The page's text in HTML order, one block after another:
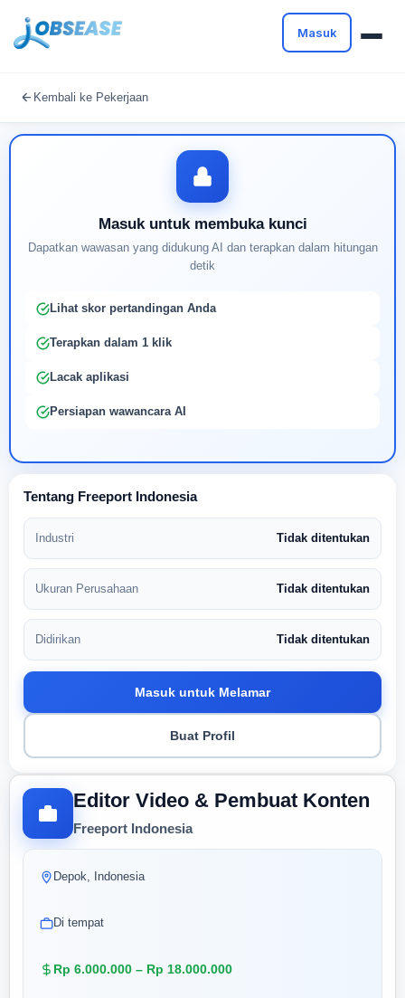
Masuk
Kembali ke Pekerjaan
Editor Video & Pembuat Konten
Freeport Indonesia
Depok, Indonesia
Di tempat
Rp 6.000.000 – Rp 18.000.000
Masuk untuk membuka kunci
Dapatkan wawasan yang didukung AI dan terapkan dalam hitungan
detik
Lihat skor pertandingan Anda
Terapkan dalam 1 klik
Lacak aplikasi
Persiapan wawancara AI
Tentang Freeport Indonesia
Industri Tidak ditentukan
Ukuran Perusahaan Tidak ditentukan
Didirikan Tidak ditentukan
Masuk untuk Melamar
Buat Profil
Buat profil Anda untuk membuka kunci pencocokan